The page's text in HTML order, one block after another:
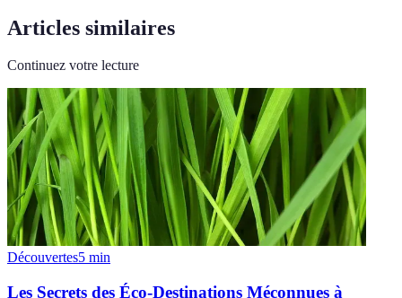
Articles similaires
Continuez votre lecture
Découvertes5 min
Les Secrets des Éco-Destinations Méconnues à